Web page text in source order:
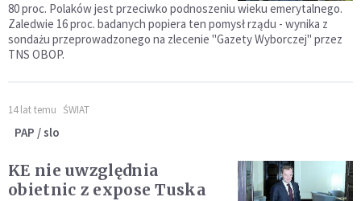
80 proc. Polaków jest przeciwko podnoszeniu wieku emerytalnego.
Zaledwie 16 proc. badanych popiera ten pomysł rządu - wynika z
sondażu przeprowadzonego na zlecenie "Gazety Wyborczej" przez
TNS OBOP.
14 lat temu ŚWIAT
PAP / slo
KE nie uwzględnia
obietnic z expose Tuska